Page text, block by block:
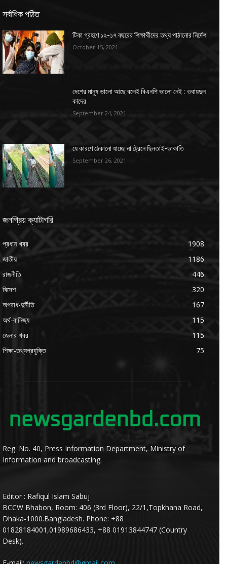
সর্বাধিক পঠিত
টিকা গ্রহণে ১২-১৭ বছরের শিক্ষার্থীদের তথ্য পাঠানোর নির্দেশ
October 15, 2021
দেশের মানুষ ভালো আছে বলেই বিএনপি ভালো নেই : ওবায়দুল
কাদের
September 24, 2021
যে কারণে ঠেকানো যাচ্ছে না ট্রেনে ছিনতাই-ডাকাতি
September 26, 2021
জনপ্রিয় ক্যাটাগরি
প্রধান খবর
1908
জাতীয়
1186
রাজনীতি
446
বিদেশ
320
অপরাধ-দুর্নীতি
167
অর্থ-বানিজ্য
115
জেলার খবর
115
শিক্ষা-তথ্যপ্রযুক্তি
75
Reg. No. 40, Press Information Department, Ministry of
Information and broadcasting.
Editor : Rafiqul Islam Sabuj
BCCW Bhabon, Room: 406 (3rd Floor), 22/1,Topkhana Road,
Dhaka-1000.Bangladesh. Phone: +88
01828184001,01989686433, +88 01913844747 (Country
Desk).